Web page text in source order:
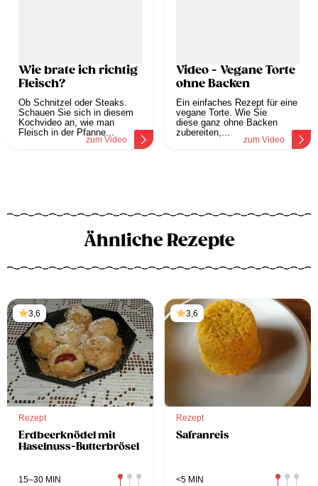
Wie brate ich richtig
Fleisch?
Ob Schnitzel oder Steaks.
Schauen Sie sich in diesem
Kochvideo an, wie man
Fleisch in der Pfanne...
zum Video
Video - Vegane Torte
ohne Backen
Ein einfaches Rezept für eine
vegane Torte. Wie Sie
diese ganz ohne Backen
zubereiten,...
zum Video
Ähnliche Rezepte
3,6
Rezept
Erdbeerknödel mit
Haselnuss-Butterbrösel
15–30 MIN
3,6
Rezept
Safranreis
<5 MIN